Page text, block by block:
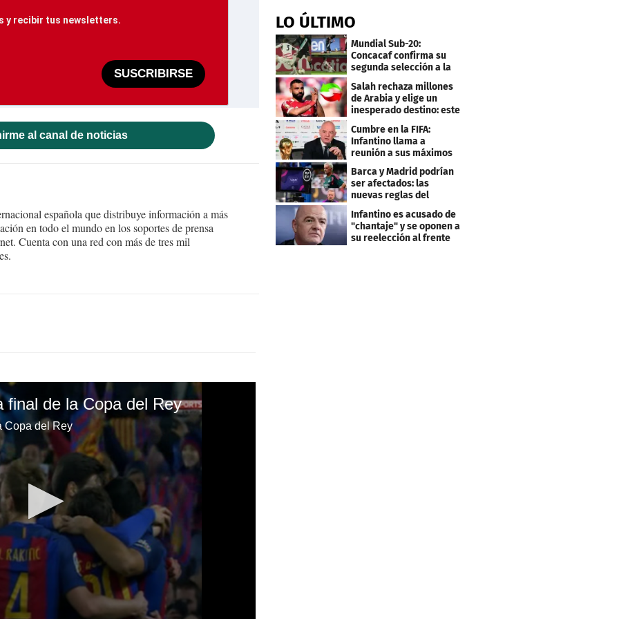
y recibir tus newsletters.
SUSCRIBIRSE
al canal de noticias
española que distribuye información a más
en todo el mundo en los soportes de prensa
Cuenta con una red con más de tres mil
final de la Copa del Rey
Copa del Rey
LO ÚLTIMO
Mundial Sub-20:
Concacaf confirma su
segunda selección a la
Copa del Mundo 2027
Salah rechaza millones
de Arabia y elige un
inesperado destino: este
será su club
Cumbre en la FIFA:
Infantino llama a
reunión a sus máximos
Barca y Madrid podrían
ser afectados: las
nuevas reglas del
arbitraje en LaLiga
Infantino es acusado de
"chantaje" y se oponen a
su reelección al frente